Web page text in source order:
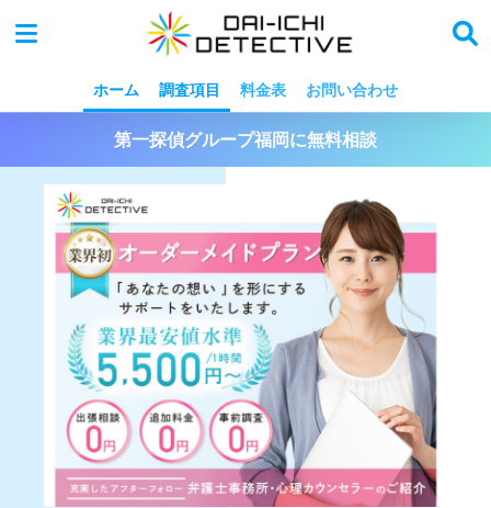
ホーム 調査項目 料金表 お問い合わせ
第一探偵グループ福岡に無料相談